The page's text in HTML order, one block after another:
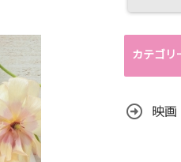
カテゴリ
映画